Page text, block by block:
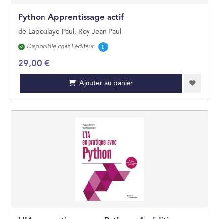
Python Apprentissage actif
de Laboulaye Paul, Roy Jean Paul
Disponibilité
Disponible chez l'éditeur
29,00 €
Ajouter au panier